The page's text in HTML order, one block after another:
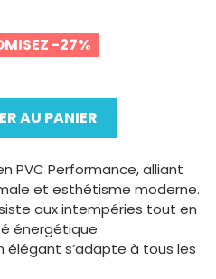
-27%
AU PANIER
PVC Performance, alliant
et esthétisme moderne.
aux intempéries tout en
énergétique
élégant s’adapte à tous les